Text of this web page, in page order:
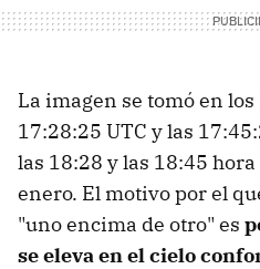
La imagen se tomó en
17:28:25 UTC y las
las 18:28 y las 18:45
enero. El motivo por el
"uno encima de otro" es
se eleva en el cielo